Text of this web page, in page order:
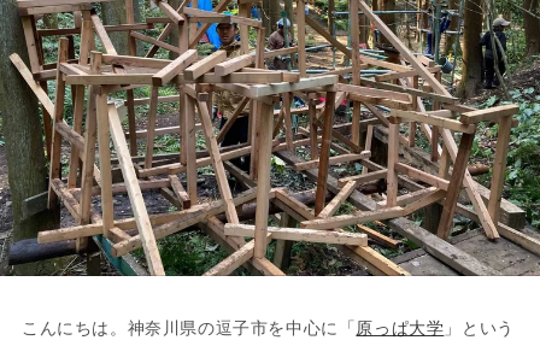
こんにちは。神奈川県の逗子市を中心に「原っぱ大学 」という